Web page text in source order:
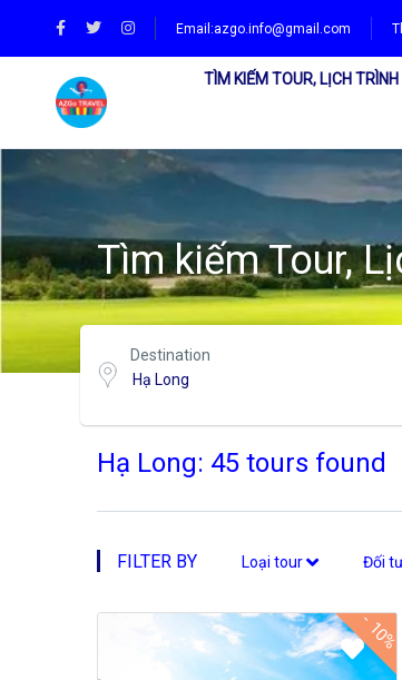
Email:azgo.info@gmail.com
TÌM KIẾM TOUR, LỊCH TRÌNH
Tìm kiếm Tour,
Destination
Hạ Long: 45 tours found
FILTER BY Loại tour Đối
-
10%